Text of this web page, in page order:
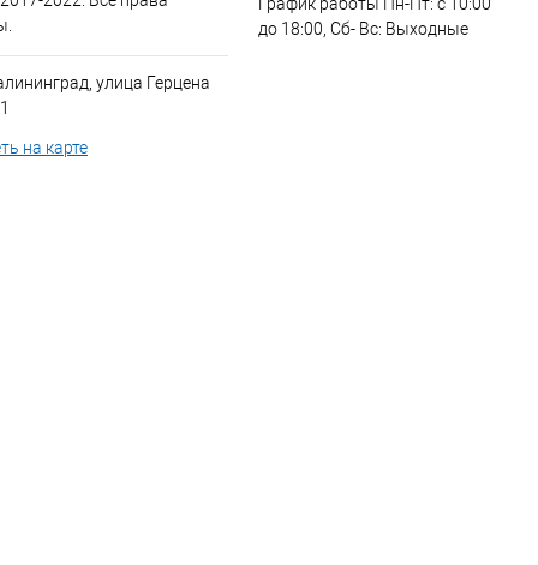
улица Герцена
на карте
до 18:00, Сб- Вс: Выходные